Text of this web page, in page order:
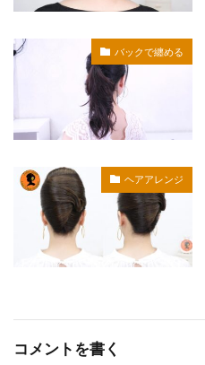
バックで纏める
ヘアアレンジ
コメントを書く